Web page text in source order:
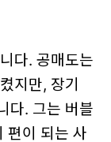
다. 공매도는
지만, 장기
다. 그는 버블
편이 되는 사